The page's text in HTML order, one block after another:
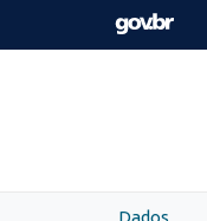
Skip to main content
Dados